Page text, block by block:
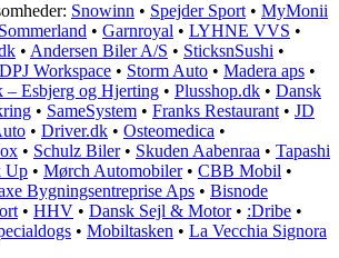
Snowinn • Spejder Sport • MyMonii
• Garnroyal • LYHNE VVS •
• Andersen Biler A/S • SticksnSushi •
DPJ Workspace • Storm Auto • Madera aps •
– Esbjerg og Hjerting • Plusshop.dk • Dansk
• SameSystem • Franks Restaurant • JD
• Driver.dk • Osteomedica •
• Schulz Biler• Skuden Aabenraa • Tapashi
Up • Mørch Automobiler• CBB Mobil •
Bygningsentreprise Aps • Bisnode
• HHV • Dansk Sejl & Motor• :Dribe •
• Mobiltasken • La Vecchia Signora